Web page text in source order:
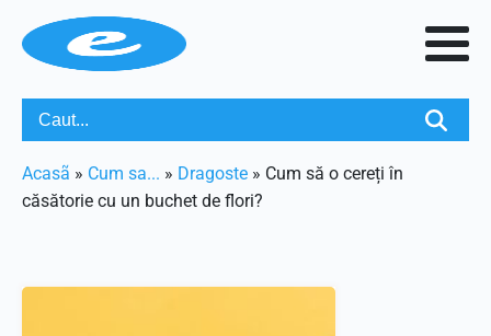
Acasã » Cum sa... » Dragoste » Cum să o cereți în
căsătorie cu un buchet de flori?